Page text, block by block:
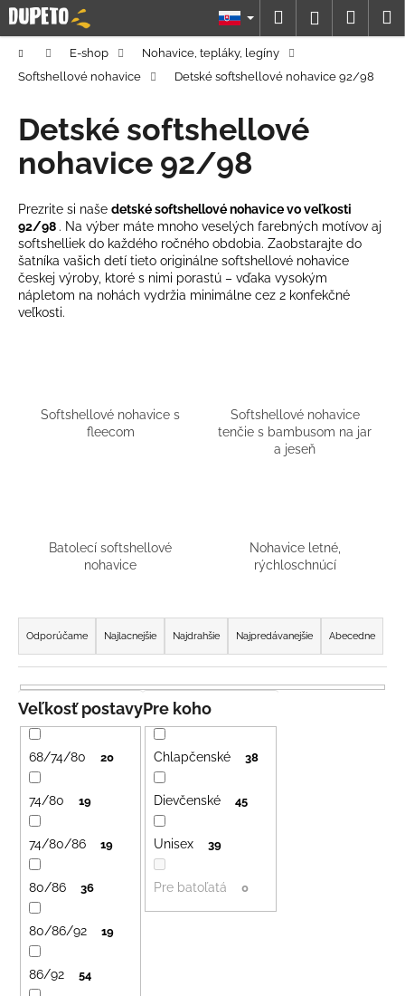
Prejsť
na
obsah
Hľadať
DomovE-shop
Nohavice, tepláky, legíny
Softshellové nohavice
Detské softshellové nohavice 92/98
Detské softshellové
nohavice 92/98
Prezrite si naše detské softshellové nohavice vo veľkosti
92/98 . Na výber máte mnoho veselých farebných motívov aj
softshelliek do každého ročného obdobia. Zaobstarajte do
šatníka vašich detí tieto originálne softshellové nohavice
českej výroby, ktoré s nimi porastú – vďaka vysokým
nápletom na nohách vydržia minimálne cez 2 konfekčné
veľkosti.
Softshellové nohavice s
fleecom
Softshellové nohavice
tenčie s bambusom na jar
a jeseň
Batolecí softshellové
nohavice
Nohavice letné,
rýchloschnúcí
R
a
d
e
n
i
e
p
o
d
u
o
Odporúčame Najlacnejšie Najdrahšie Najpredávanejšie Abecedne
Pre koho
Chlapčenské 38
Dievčenské 45
Unisex 39
Pre batoľatá 0
Veľkosť postavy
68/74/80 20
74/80 19
74/80/86 19
80/86 36
80/86/92 19
86/92 54
K
o
o
p
o
r
e
b
u
j
HĽADAŤ
O
d
p
m
DETSKÝ
LETNÝ
KLOBÚČIK
UV
30